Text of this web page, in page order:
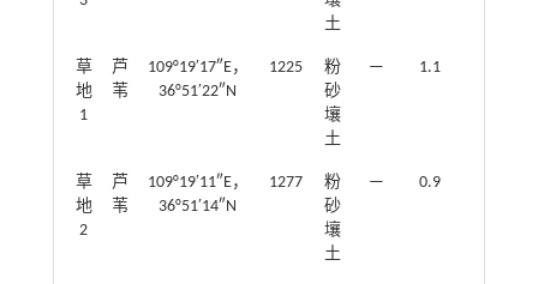
土
草
地
1
芦
苇
109°19′17″E，
36°51′22″N
1225
粉
砂
壤
土
— 1.1
草
地
2
芦
苇
109°19′11″E，
36°51′14″N
1277
粉
砂
壤
土
— 0.9